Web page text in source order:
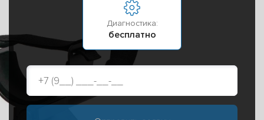
Диагностика:
бесплатно